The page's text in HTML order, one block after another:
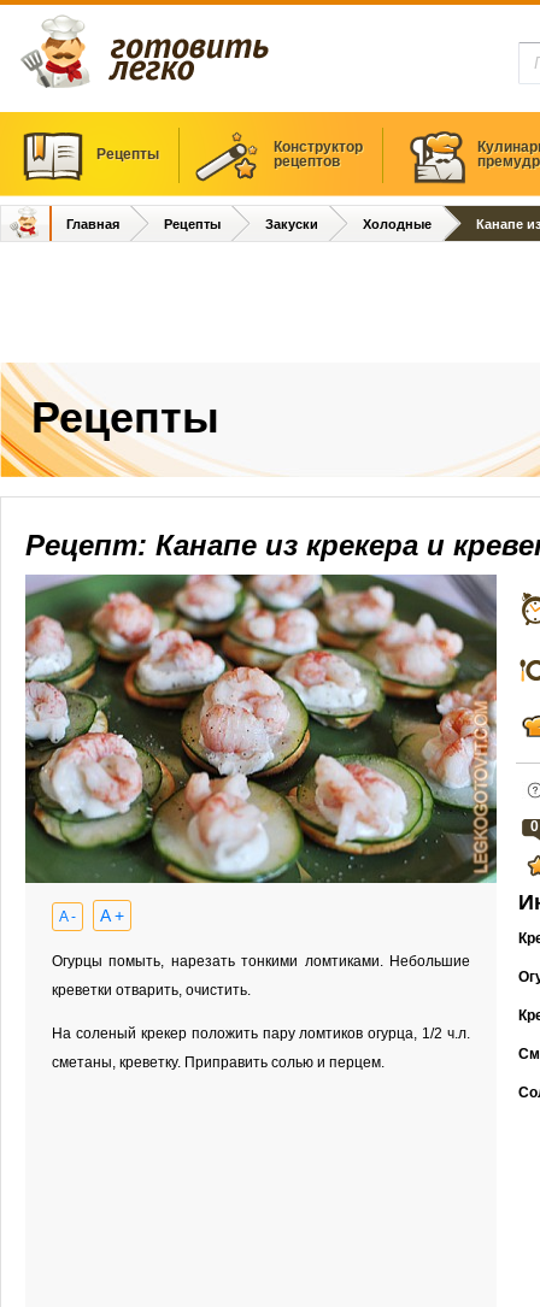
Рецепты
Конструктор
рецептов
Главная Рецепты Закуски Холодные Канапе
Рецепты
Рецепт: Канапе из крекера и
A - A +
Огурцы помыть, нарезать тонкими ломтиками. Небольшие
креветки отварить, очистить.
На соленый крекер положить пару ломтиков огурца, 1/2 ч.л.
сметаны, креветку. Приправить солью и перцем.
0